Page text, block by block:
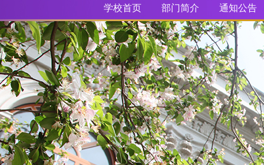
学校首页 部门简介 通知公告